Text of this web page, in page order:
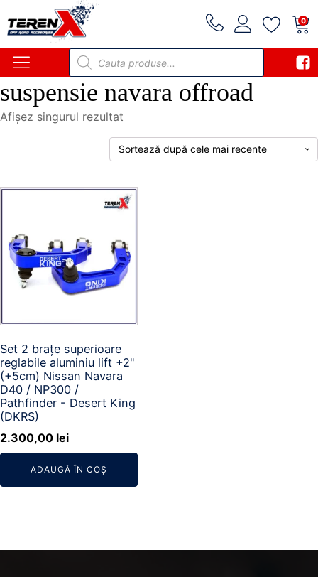
0
Products
search
suspensie navara offroad
Afișez singurul rezultat
Set 2 brațe superioare
reglabile aluminiu lift +2"
(+5cm) Nissan Navara
D40 / NP300 /
Pathfinder - Desert King
(DKRS)
2.300,00 lei
ADAUGĂ ÎN COȘ